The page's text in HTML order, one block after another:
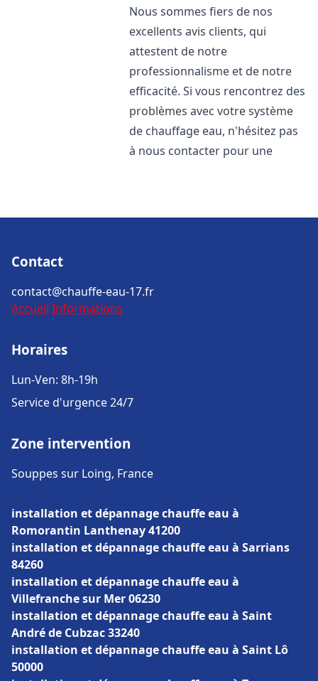
Nous sommes fiers de nos
excellents avis clients, qui
attestent de notre
professionnalisme et de notre
efficacité. Si vous rencontrez des
problèmes avec votre système
de chauffage eau, n'hésitez pas
à nous contacter pour une
Contact
contact@chauffe-eau-17.fr
Accueil Informations
Horaires
Lun-Ven: 8h-19h
Service d'urgence 24/7
Zone intervention
Souppes sur Loing, France
installation et dépannage chauffe eau à
Romorantin Lanthenay 41200
installation et dépannage chauffe eau à Sarrians
84260
installation et dépannage chauffe eau à
Villefranche sur Mer 06230
installation et dépannage chauffe eau à Saint
André de Cubzac 33240
installation et dépannage chauffe eau à Saint Lô
50000